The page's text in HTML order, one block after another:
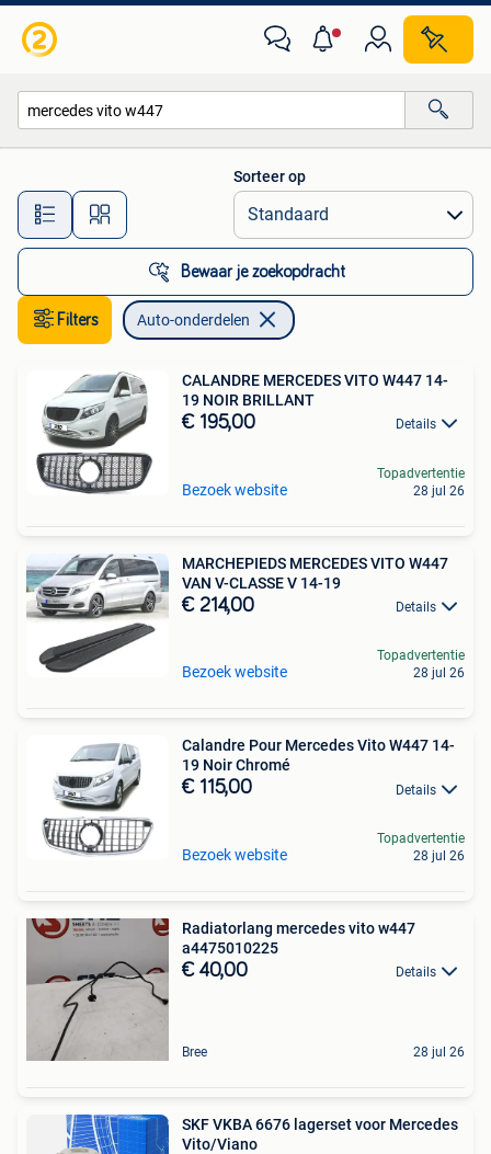
Alle afstanden…
Sorteer op
Bewaar je zoekopdracht
Filters Auto-onderdelen
CALANDRE MERCEDES VITO W447 14-
19 NOIR BRILLANT
€ 195,00 Details
Bezoek website
Topadvertentie
28 jul 26
MARCHEPIEDS MERCEDES VITO W447
VAN V-CLASSE V 14-19
€ 214,00 Details
Bezoek website
Topadvertentie
28 jul 26
Calandre Pour Mercedes Vito W447 14-
19 Noir Chromé
€ 115,00 Details
Bezoek website
Topadvertentie
28 jul 26
Radiatorlang mercedes vito w447
a4475010225
€ 40,00 Details
Bree 28 jul 26
SKF VKBA 6676 lagerset voor Mercedes
Vito/Viano